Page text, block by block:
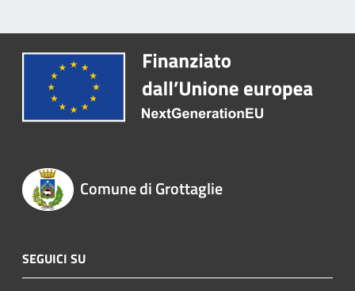
Comune di Grottaglie
SEGUICI SU